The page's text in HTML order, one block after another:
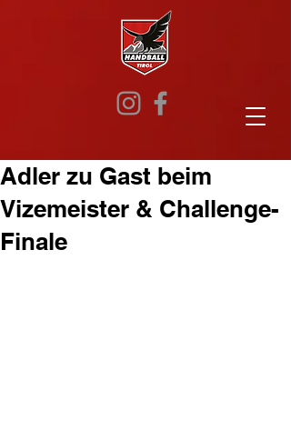
Adler zu Gast beim
Vizemeister & Challenge-
Finale